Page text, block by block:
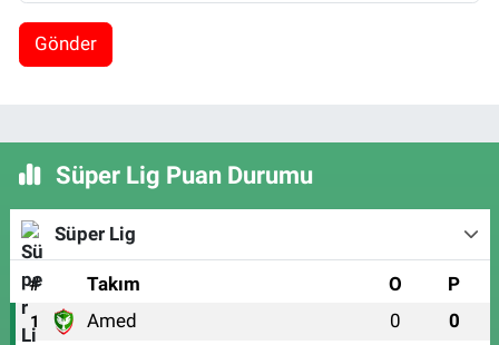
Gönder
Süper Lig Puan Durumu
Süper Lig
# Takım O P
1 Amed 0 0